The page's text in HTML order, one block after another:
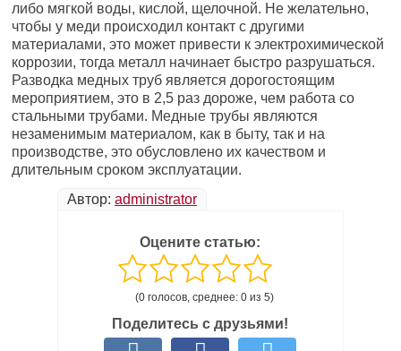
либо мягкой воды, кислой, щелочной. Не желательно,
чтобы у меди происходил контакт с другими
материалами, это может привести к электрохимической
коррозии, тогда металл начинает быстро разрушаться.
Разводка медных труб является дорогостоящим
мероприятием, это в 2,5 раз дороже, чем работа со
стальными трубами. Медные трубы являются
незаменимым материалом, как в быту, так и на
производстве, это обусловлено их качеством и
длительным сроком эксплуатации.
Автор: administrator
Оцените статью:
(0 голосов, среднее: 0 из 5)
Поделитесь с друзьями!